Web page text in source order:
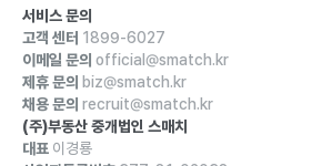
서비스 문의
고객 센터 1899-6027
이메일 문의 official@smatch.kr
제휴 문의 biz@smatch.kr
채용 문의 recruit@smatch.kr
(주)부동산 중개법인 스매치
대표 이경룡